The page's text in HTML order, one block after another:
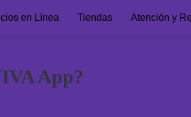
en Línea Tiendas Atención y
App?